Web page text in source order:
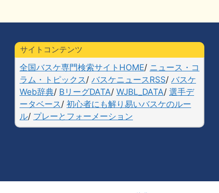
サイトコンテンツ
全国バスケ専門検索サイトHOME/ ニュース・コ
ラム・トピックス / バスケニュースRSS/ バスケ
Web辞典/ BリーグDATA/ WJBL_DATA/ 選手デ
ータベース / 初心者にも解り易いバスケのルー
ル/ プレーとフォーメーション